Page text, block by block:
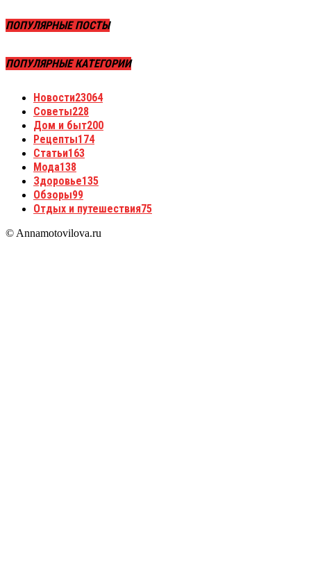
ПОПУЛЯРНЫЕ ПОСТЫ
ПОПУЛЯРНЫЕ КАТЕГОРИИ
Новости23064
Советы228
Дом и быт200
Рецепты174
Статьи163
Мода138
Здоровье135
Обзоры99
Отдых и путешествия75
© Annamotovilova.ru